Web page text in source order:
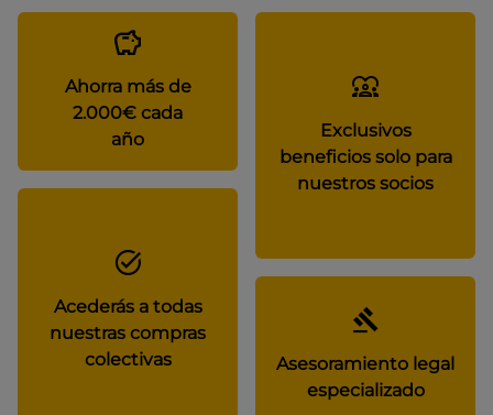
Ahorra más de
2.000€ cada
año
Exclusivos
beneficios solo para
nuestros socios
Acederás a todas
nuestras compras
colectivas
Asesoramiento legal
especializado